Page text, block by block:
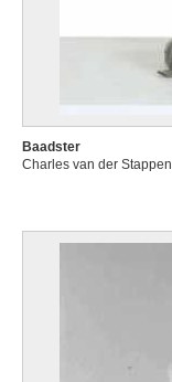
Baadster
Charles van der Stappen